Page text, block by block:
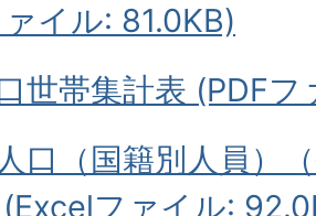
イル: 81.0KB)
世帯集計表 (PDF
口（国籍別人員）
ファイル: